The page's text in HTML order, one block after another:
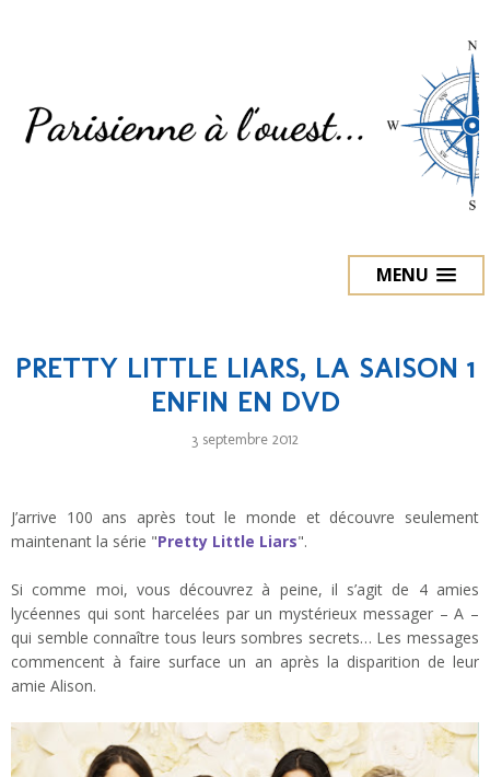
MENU
PRETTY LITTLE LIARS, LA SAISON 1
ENFIN EN DVD
3 septembre 2012
J’arrive 100 ans après tout le monde et découvre seulement
maintenant la série "Pretty Little Liars".
Si comme moi, vous découvrez à peine, il s’agit de 4 amies
lycéennes qui sont harcelées par un mystérieux messager – A –
qui semble connaître tous leurs sombres secrets… Les messages
commencent à faire surface un an après la disparition de leur
amie Alison.